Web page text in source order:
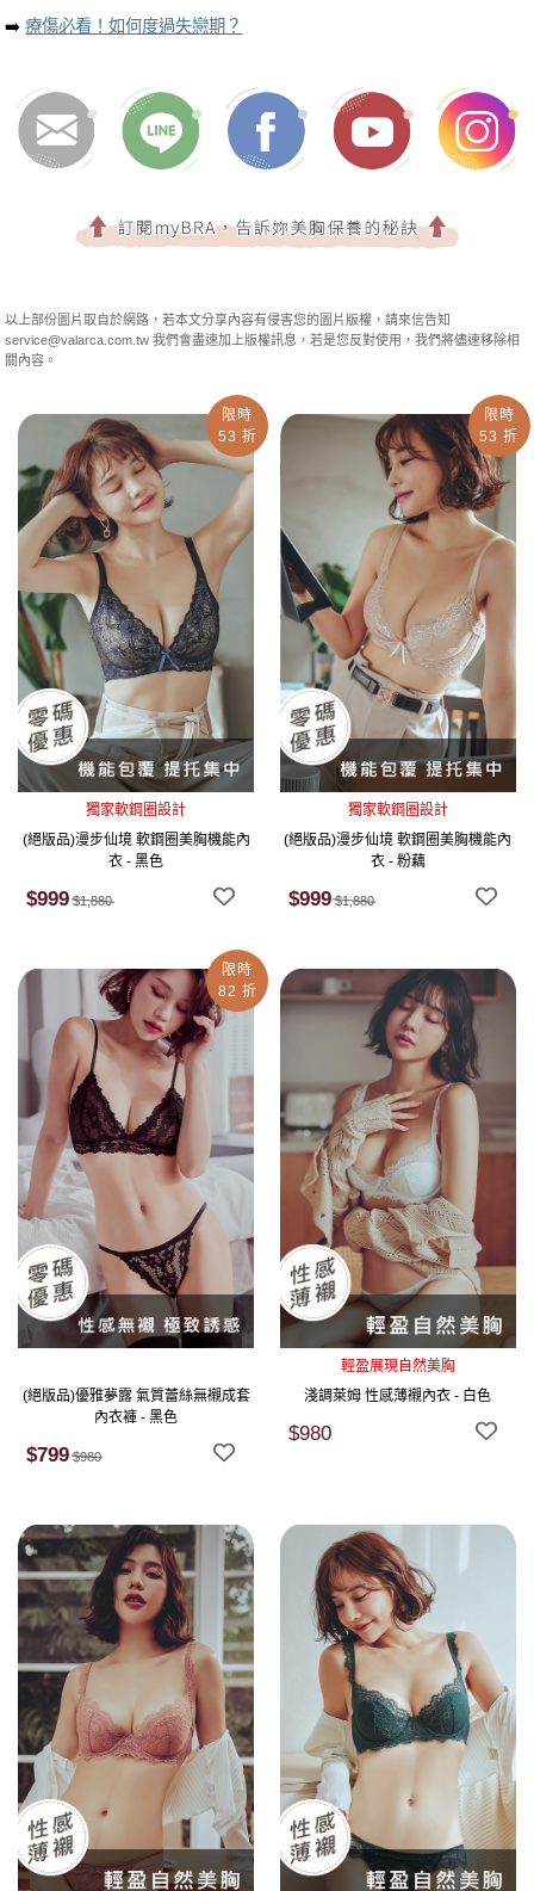
➡️療傷必看！如何度過失戀期？
以上部份圖片取自於網路，若本文分享內容有侵害您的圖片版權，請來信告知
service@valarca.com.tw 我們會盡速加上版權訊息，若是您反對使用，我們將儘速移除相
關內容。
限時
53 折
獨家軟鋼圈設計
(絕版品)漫步仙境 軟鋼圈美胸機能內
衣 - 黑色
$999 $1,880
限時
53 折
獨家軟鋼圈設計
(絕版品)漫步仙境 軟鋼圈美胸機能內
衣 - 粉藕
$999 $1,880
限時
82 折
(絕版品)優雅夢露 氣質蕾絲無襯成套
內衣褲 - 黑色
$799 $980
輕盈展現自然美胸
淺調萊姆 性感薄襯內衣 - 白色
$980